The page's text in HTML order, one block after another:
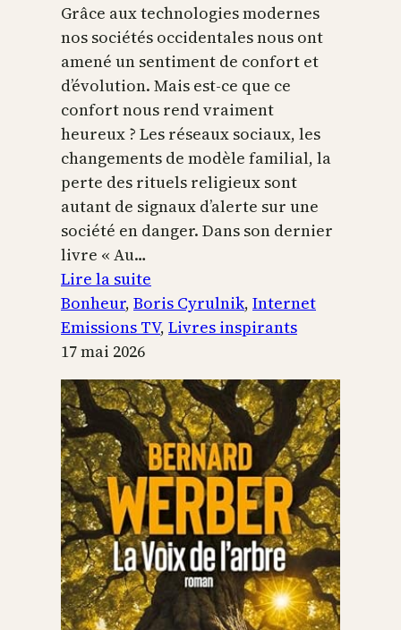
Grâce aux technologies modernes
nos sociétés occidentales nous ont
amené un sentiment de confort et
d’évolution. Mais est-ce que ce
confort nous rend vraiment
heureux ? Les réseaux sociaux, les
changements de modèle familial, la
perte des rituels religieux sont
autant de signaux d’alerte sur une
société en danger. Dans son dernier
livre « Au…
Lire la suite
Boris
Cyrulnik,
petits
bonheurs
Bonheur, Boris Cyrulnik, Internet
Emissions TV, Livres inspirants
17 mai 2026